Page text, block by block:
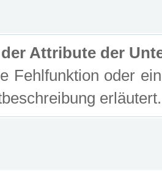
Attribute der
Fehlfunktion oder
erläutert.